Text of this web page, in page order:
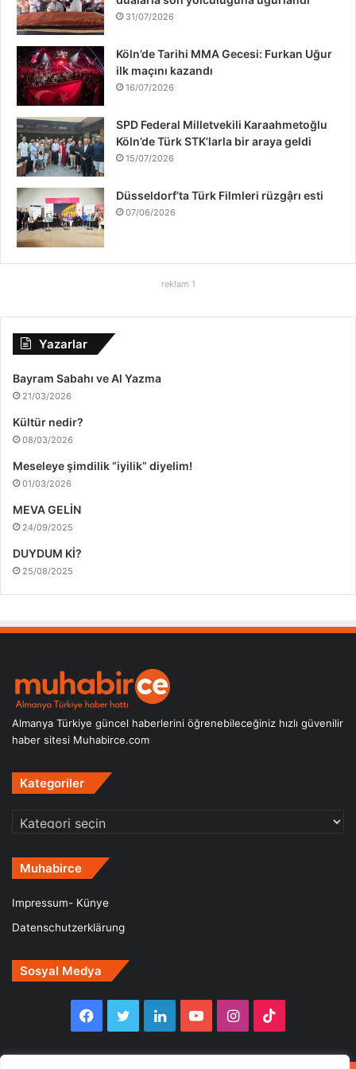
k
n
31/07/2026
Köln’de Tarihi MMA Gecesi: Furkan Uğur
ilk maçını kazandı
16/07/2026
SPD Federal Milletvekili Karaahmetoğlu
Köln’de Türk STK’larla bir araya geldi
15/07/2026
Düsseldorf’ta Türk Filmleri rüzgậrı esti
07/06/2026
reklam 1
Yazarlar
Bayram Sabahı ve Al Yazma
21/03/2026
Kültür nedir?
08/03/2026
Meseleye şimdilik “iyilik” diyelim!
01/03/2026
MEVA GELİN
24/09/2025
DUYDUM Kİ?
25/08/2025
Almanya Türkiye güncel haberlerini öğrenebileceğiniz hızlı güvenilir
haber sitesi Muhabirce.com
Kategoriler
Kategoriler
Muhabirce
Impressum- Künye
Datenschutzerklärung
Sosyal Medya
Facebook
TwitterLinkedInYouTubeInstagram